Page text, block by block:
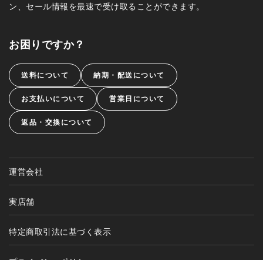
ン、セール情報を最速で受け取ることができます。
お困りですか？
送料について 納期・配送について
お支払いについて 営業日について
返品・交換について
運営会社
実店舗
特定商取引法に基づく表示